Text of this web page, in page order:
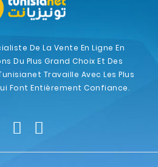
De La Vente En Ligne En
Du Plus Grand Choix Et Des
Travaille Avec Les Plus
Font Entièrement Confiance.